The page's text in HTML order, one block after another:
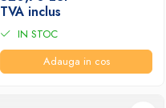
TVA inclus
IN STOC
Adauga in cos